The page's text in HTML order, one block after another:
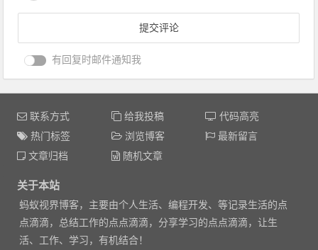
有回复时邮件通知我
联系方式 给我投稿
代码高亮
热门标签
浏览博客
最新留言
文章归档
随机文章
关于本站
蚂蚁视界博客，主要由个人生活、编程开发、等记录生活的点
点滴滴，总结工作的点点滴滴，分享学习的点点滴滴，让生
活、工作、学习，有机结合！